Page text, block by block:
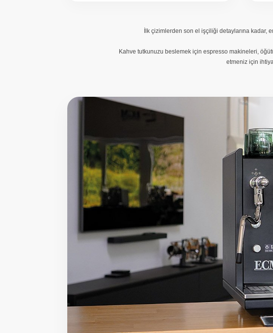
İlk çizimlerden son el işçiliği detaylarına kadar,
Kahve tutkunuzu beslemek için espresso makineleri,
etmeniz için